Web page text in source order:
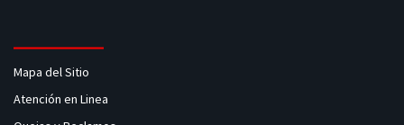
Mapa del Sitio
Atención en Linea